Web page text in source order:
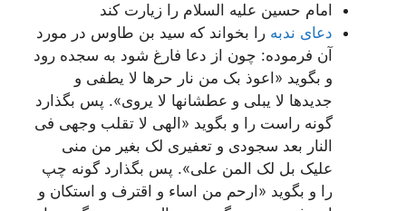
امام حسین علیه السلام را زیارت کند
دعای ندبه را بخواند که سید بن طاوس در مورد
آن فرموده: چون از دعا فارغ شود به سجده رود
و بگوید «اعوذ بک من نار حرها لا یطفى و
جدیدها لا یبلى و عطشانها لا یروى». پس بگذارد
گونه راست را و بگوید «الهی لا تقلب وجهی فی
النار بعد سجودی و تعفیری لک بغیر من منی
علیک بل لک المن علی». پس بگذارد گونه چپ
را و بگوید «ارحم من اساء و اقترف و استکان و